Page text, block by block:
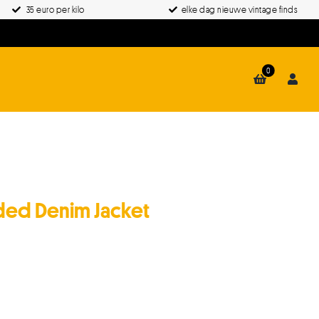
35 euro per kilo elke dag nieuwe vintage finds
0
Denim Jacket